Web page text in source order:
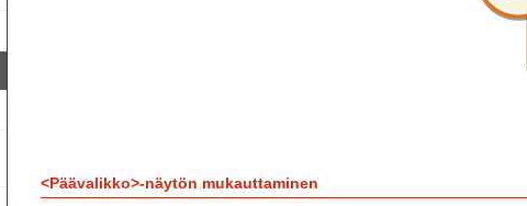
<Päävalikko>-näytön mukauttaminen